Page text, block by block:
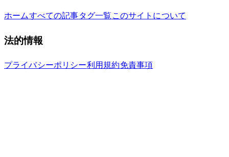
ホームすべての記事タグ一覧 このサイトについて
法的情報
プライバシーポリシー利用規約免責事項